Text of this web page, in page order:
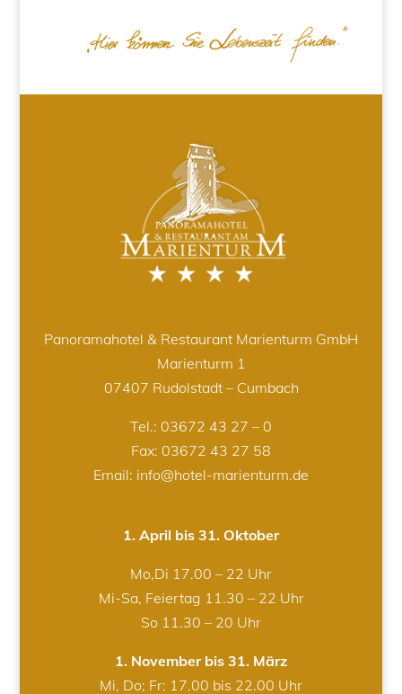
Panoramahotel & Restaurant Marienturm GmbH
Marienturm 1
07407 Rudolstadt – Cumbach
Tel.: 03672 43 27 – 0
Fax: 03672 43 27 58
Email: info@hotel-marienturm.de
1. April bis 31. Oktober
Mo,Di 17.00 – 22 Uhr
Mi-Sa, Feiertag 11.30 – 22 Uhr
So 11.30 – 20 Uhr
1. November bis 31. März
Mi, Do; Fr: 17.00 bis 22.00 Uhr